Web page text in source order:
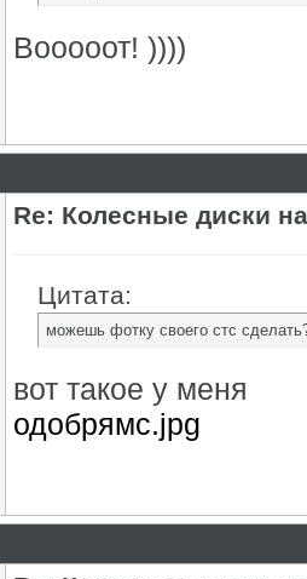
Вооооот! ))))
Re: Колесные диски
Цитата:
можешь фотку своего стс
вот такое у меня
одобрямс.jpg